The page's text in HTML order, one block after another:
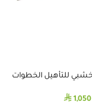
للتأهيل الخطوات
⃁